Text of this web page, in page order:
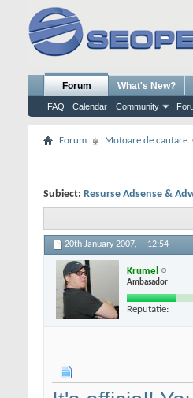
Forum
FAQ Calendar Community
What's New?
Forum Motoare de cautare.
Subiect: Resurse Adsense &
20th January 2007, 12:54
Krumel
Ambasador
Reputatie: